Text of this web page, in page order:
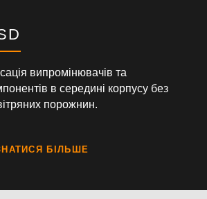
випромінювачів та
в середині корпусу без
порожнин.